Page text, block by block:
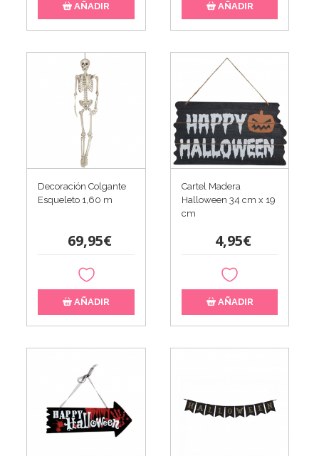
AÑADIR AÑADIR
Decoración Colgante
Esqueleto 1,60 m
69,95€
AÑADIR
Cartel Madera
Halloween 34 cm x 19
cm
4,95€
AÑADIR